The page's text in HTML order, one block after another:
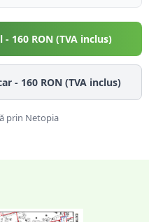
- 160RON (TVA inclus)
- 160RON (TVA inclus)
prin Netopia